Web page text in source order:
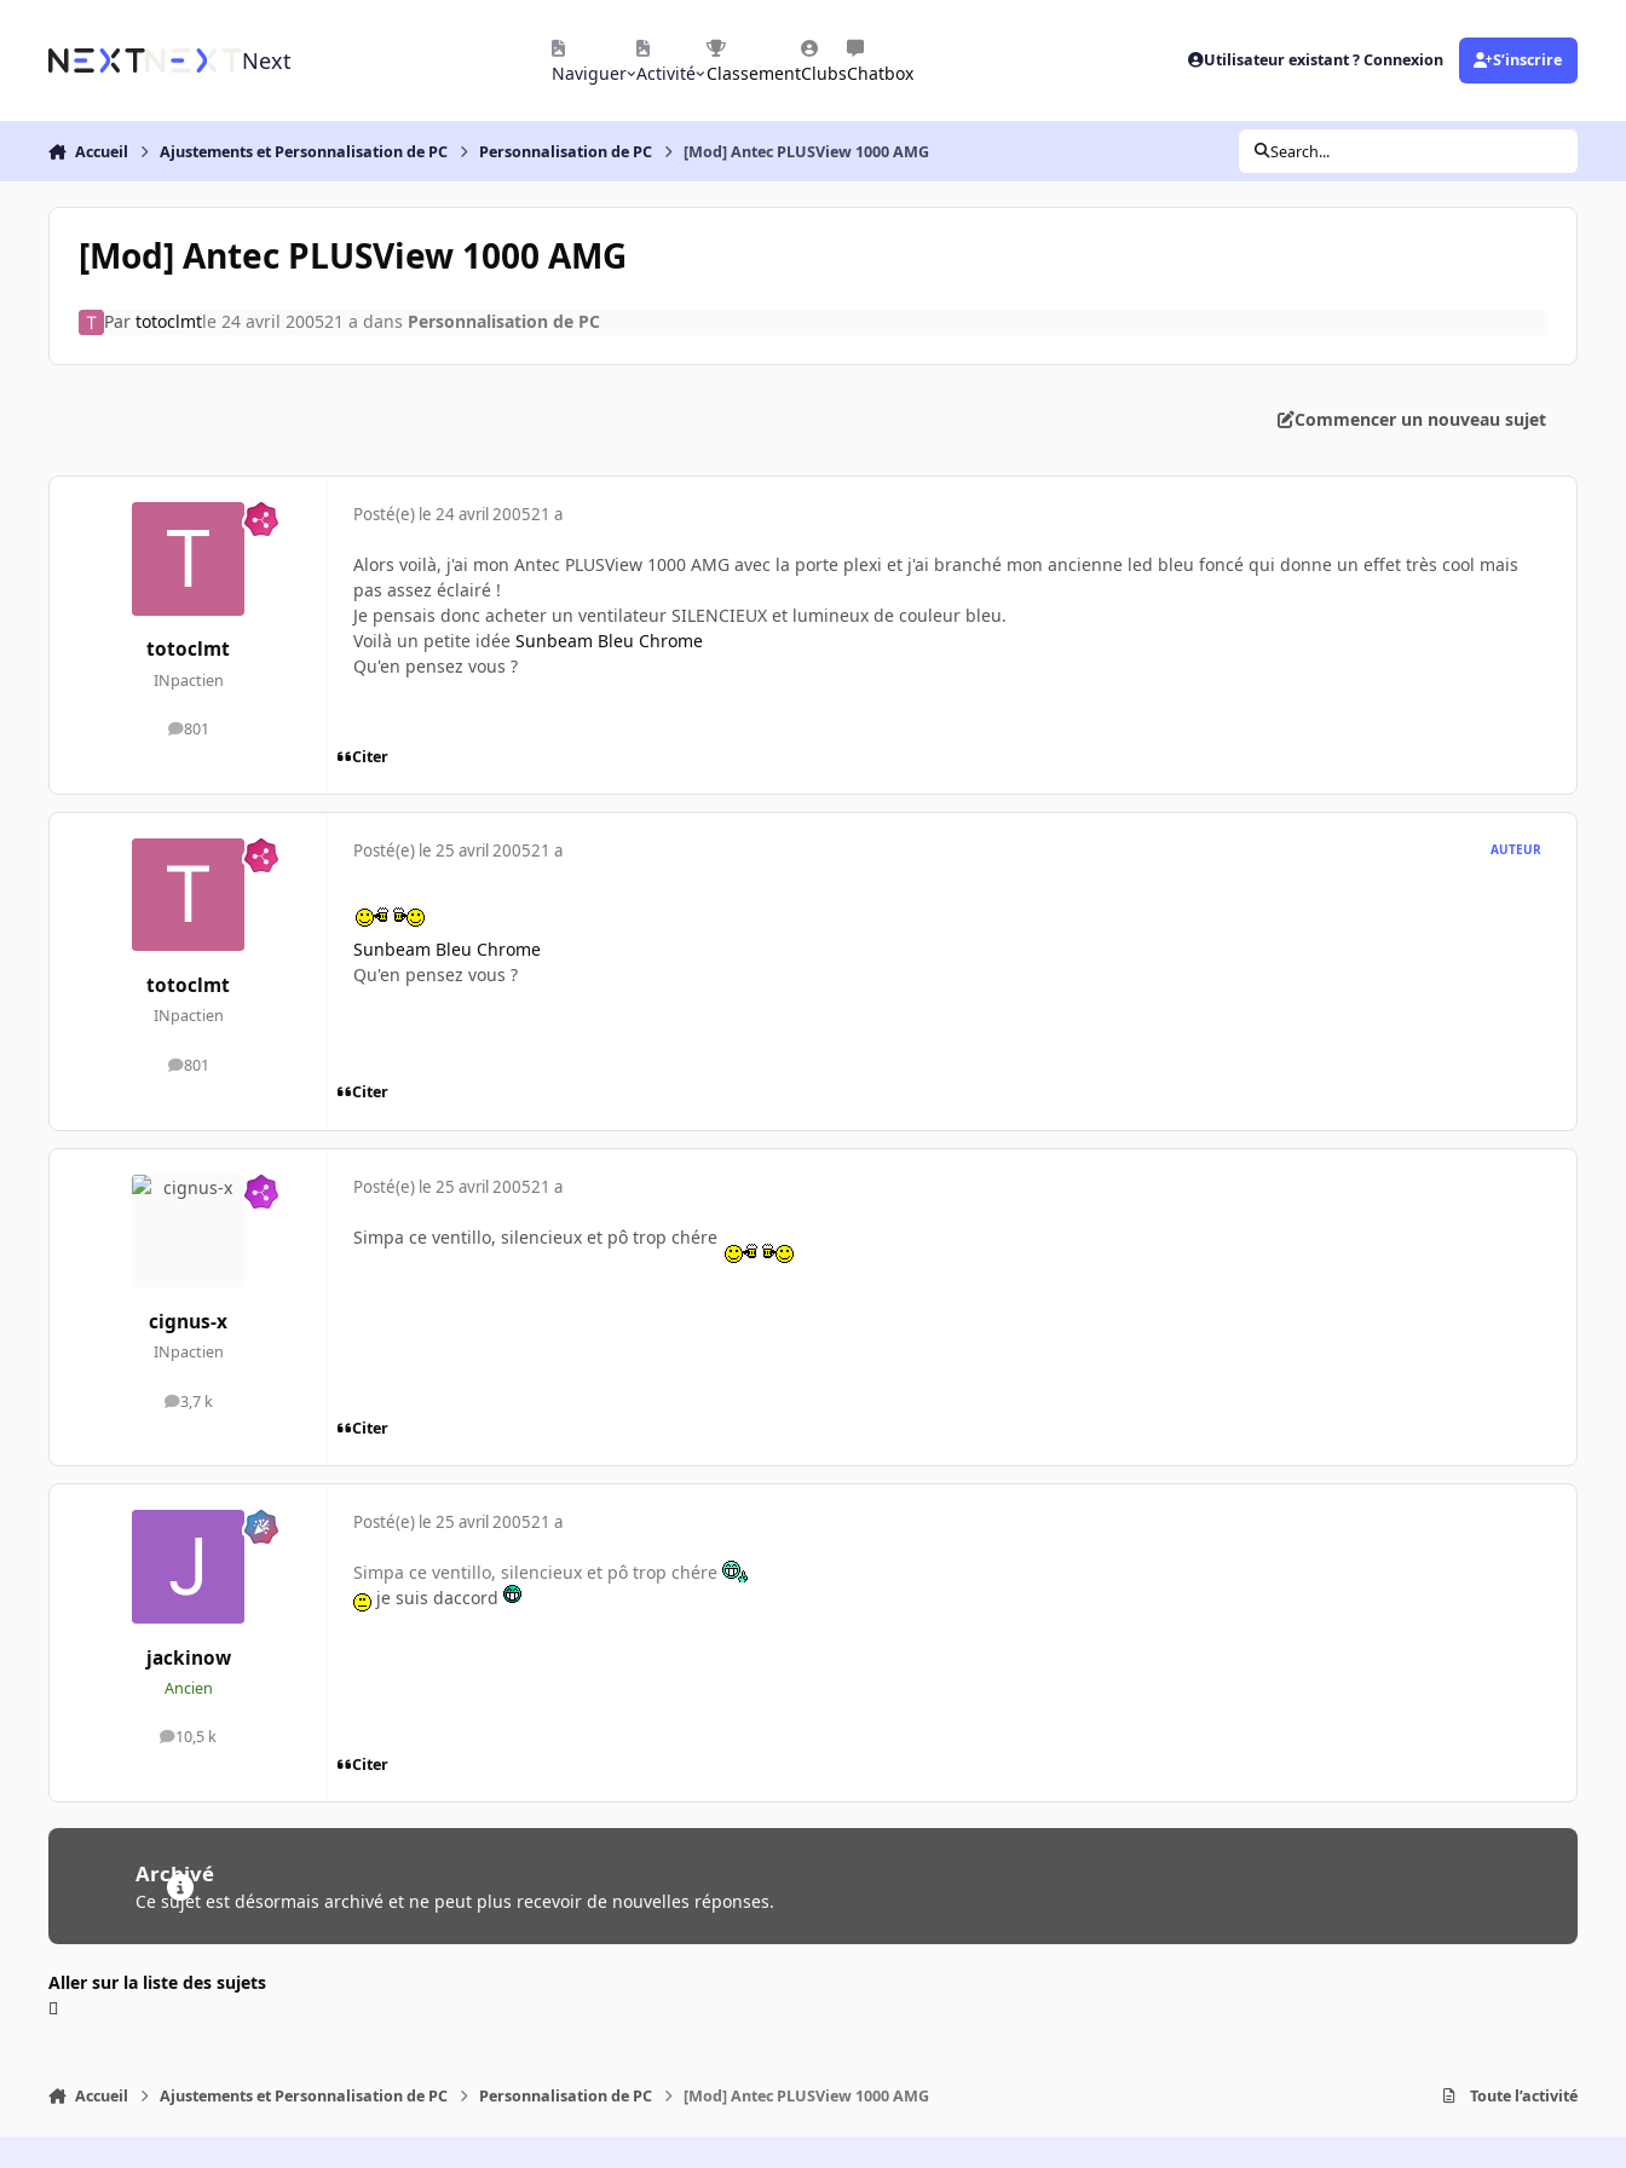
Next Naviguer Activité ClassementClubsChatbox
Utilisateur existant ? Connexion S’inscrire
Accueil Ajustements et Personnalisation de PC Personnalisation de PC [Mod] Antec PLUSView 1000 AMG Search...
[Mod] Antec PLUSView 1000 AMG
Par totoclmtle 24 avril 200521 a dans Personnalisation de PC
Commencer un nouveau sujet
totoclmt
INpactien
801
messages
Posté(e) le 24 avril 200521 a
Alors voilà, j'ai mon Antec PLUSView 1000 AMG avec la porte plexi et j'ai branché mon ancienne led bleu foncé qui donne un effet très cool mais
pas assez éclairé !
Je pensais donc acheter un ventilateur SILENCIEUX et lumineux de couleur bleu.
Voilà un petite idée Sunbeam Bleu Chrome
Qu'en pensez vous ?
Citer
totoclmt
INpactien
801
messages
Posté(e) le 25 avril 200521 a AUTEUR
Sunbeam Bleu Chrome
Qu'en pensez vous ?
Citer
cignus-x
INpactien
3,7 k
messages
Posté(e) le 25 avril 200521 a
Simpa ce ventillo, silencieux et pô trop chére
Citer
jackinow
Ancien
10,5 k
messages
Posté(e) le 25 avril 200521 a
Simpa ce ventillo, silencieux et pô trop chére
je suis daccord
Citer
Archivé
Ce sujet est désormais archivé et ne peut plus recevoir de nouvelles réponses.
Aller sur la liste des sujets
Accueil Ajustements et Personnalisation de PC Personnalisation de PC [Mod] Antec PLUSView 1000 AMG Toute l’activité